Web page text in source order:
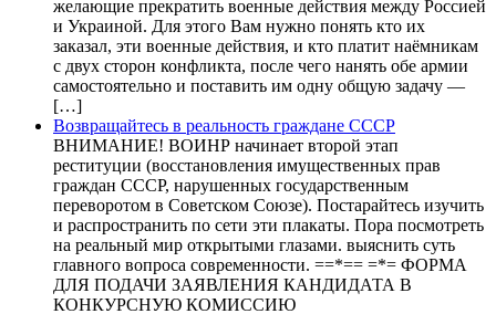
желающие прекратить военные действия между Россией
и Украиной. Для этого Вам нужно понять кто их
заказал, эти военные действия, и кто платит наёмникам
с двух сторон конфликта, после чего нанять обе армии
самостоятельно и поставить им одну общую задачу —
[…]
Возвращайтесь в реальность граждане СССР
ВНИМАНИЕ! ВОИНР начинает второй этап
реституции (восстановления имущественных прав
граждан СССР, нарушенных государственным
переворотом в Советском Союзе). Постарайтесь изучить
и распространить по сети эти плакаты. Пора посмотреть
на реальный мир открытыми глазами. выяснить суть
главного вопроса современности. ==*== =*= ФОРМА
ДЛЯ ПОДАЧИ ЗАЯВЛЕНИЯ КАНДИДАТА В
КОНКУРСНУЮ КОМИССИЮ